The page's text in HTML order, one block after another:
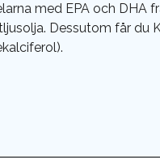
med EPA och DHA
Dessutom får du